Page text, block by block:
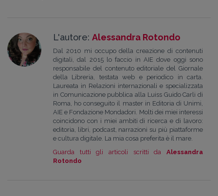
L'autore: Alessandra Rotondo
Dal 2010 mi occupo della creazione di contenuti
digitali, dal 2015 lo faccio in AIE dove oggi sono
responsabile del contenuto editoriale del Giornale
della Libreria, testata web e periodico in carta.
Laureata in Relazioni internazionali e specializzata
in Comunicazione pubblica alla Luiss Guido Carli di
Roma, ho conseguito il master in Editoria di Unimi,
AIE e Fondazione Mondadori. Molti dei miei interessi
coincidono con i miei ambiti di ricerca e di lavoro:
editoria, libri, podcast, narrazioni su più piattaforme
e cultura digitale. La mia cosa preferita è il mare.
Guarda tutti gli articoli scritti da Alessandra
Rotondo